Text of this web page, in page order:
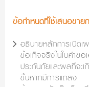
ข้อกำหนดที่ใช้เสนอขา
อธิบายหลักการเปิดเ
ข้อเท็จจริงในใบคำขอ
ประกันภัยและผลที่จะเ
ขึ้นหากมีการแถลง